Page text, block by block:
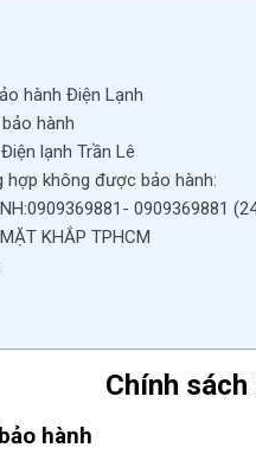
hành Điện Lạnh
hành
lạnh Trần Lê
hợp không được bảo hành:
0909369881
KHẮP TPHCM
Chính
hành